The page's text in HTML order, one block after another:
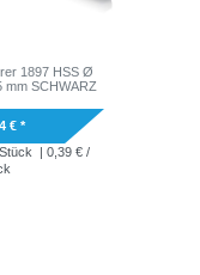
1897 HSS Ø
mm SCHWARZ
€ *
Stück
| 0,39 € /